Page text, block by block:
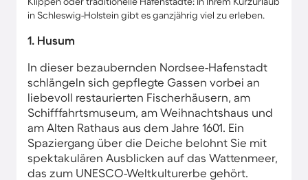
in Schleswig-Holstein gibt es ganzjährig viel zu erleben.
1. Husum
In dieser bezaubernden Nordsee-Hafenstadt
schlängeln sich gepflegte Gassen vorbei an
liebevoll restaurierten Fischerhäusern, am
Schifffahrtsmuseum, am Weihnachtshaus und
am Alten Rathaus aus dem Jahre 1601. Ein
Spaziergang über die Deiche belohnt Sie mit
spektakulären Ausblicken auf das Wattenmeer,
das zum UNESCO-Weltkulturerbe gehört.